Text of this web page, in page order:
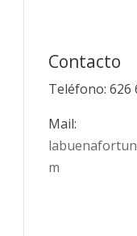
Contacto
Teléfono: 626
Mail:
m